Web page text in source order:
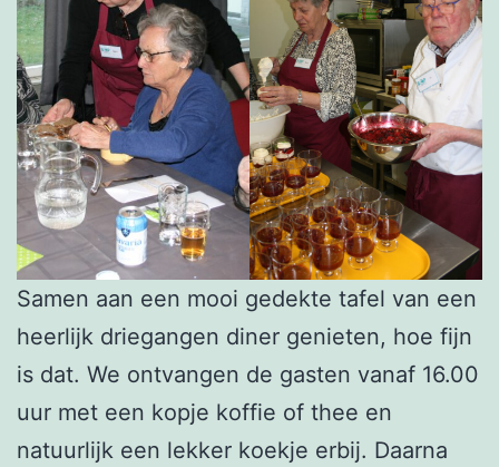
Samen aan een mooi gedekte tafel van een
heerlijk driegangen diner genieten, hoe fijn
is dat. We ontvangen de gasten vanaf 16.00
uur met een kopje koffie of thee en
natuurlijk een lekker koekje erbij. Daarna